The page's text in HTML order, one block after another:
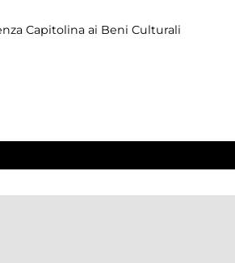
Capitolina ai Beni Culturali